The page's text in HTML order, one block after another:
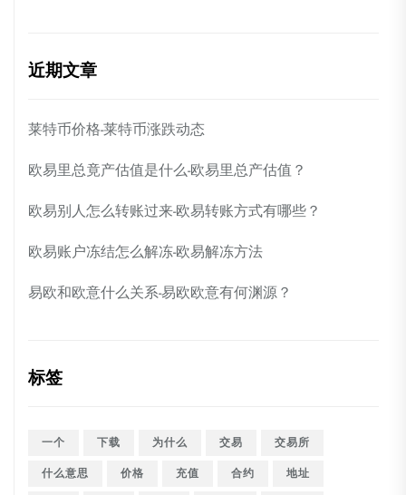
近期文章
莱特币价格-莱特币涨跌动态
欧易里总竟产估值是什么-欧易里总产估值？
欧易别人怎么转账过来-欧易转账方式有哪些？
欧易账户冻结怎么解冻-欧易解冻方法
易欧和欧意什么关系-易欧欧意有何渊源？
标签
一个 下载 为什么 交易
交易所
什么意思
价格 充值 合约
地址